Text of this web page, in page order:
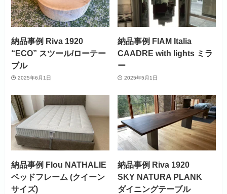
納品事例 Riva 1920
“ECO” スツール/ローテー
ブル
2025年6月1日
納品事例 FIAM Italia
CAADRE with lights ミラ
ー
2025年5月1日
納品事例 Flou NATHALIE
ベッドフレーム (クイーン
サイズ)
納品事例 Riva 1920
SKY NATURA PLANK
ダイニングテーブル